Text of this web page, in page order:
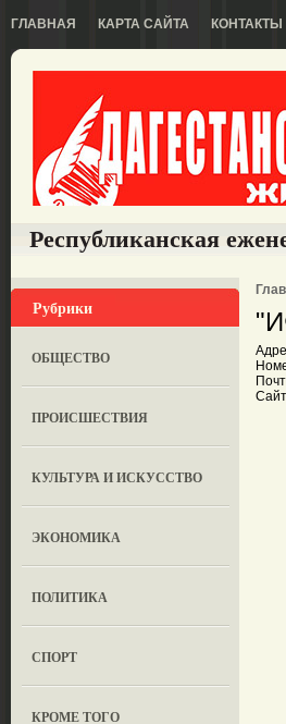
ГЛАВНАЯ КАРТА САЙТА КОНТАКТЫ
Республиканская
Рубрики
ОБЩЕСТВО
ПРОИСШЕСТВИЯ
КУЛЬТУРА И ИСКУССТВО
ЭКОНОМИКА
ПОЛИТИКА
СПОРТ
КРОМЕ ТОГО